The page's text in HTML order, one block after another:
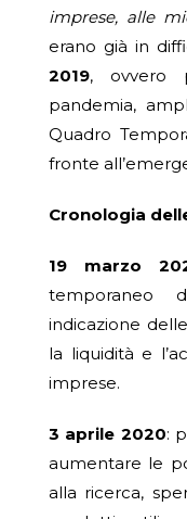
imprese, alle
erano già in
2019, ovvero
pandemia,
Quadro
fronte
Cronologia
19 marzo
temporaneo
indicazione
la liquidità e
imprese.
3 aprile 2020:
aumentare le
alla ricerca,